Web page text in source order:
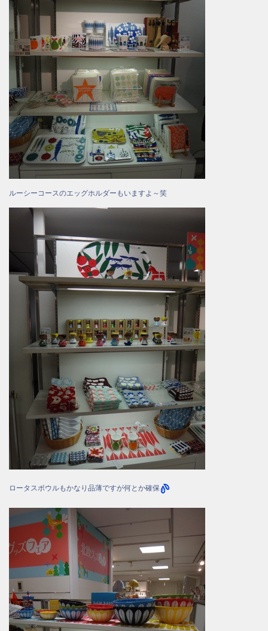
ルーシーコースのエッグホルダーもいますよ～笑
ロータスボウルもかなり品薄ですが何とか確保